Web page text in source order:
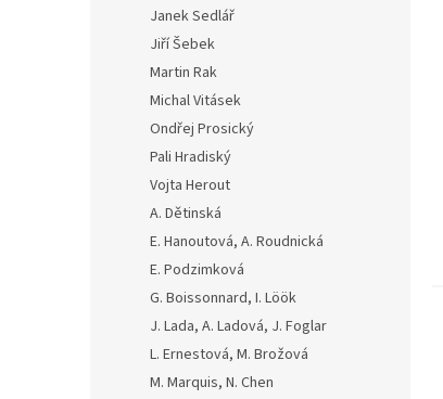
Janek Sedlář
Jiří Šebek
Martin Rak
Michal Vitásek
Ondřej Prosický
Pali Hradiský
Vojta Herout
A. Dětinská
E. Hanoutová, A. Roudnická
E. Podzimková
G. Boissonnard, I. Löök
J. Lada, A. Ladová, J. Foglar
L. Ernestová, M. Brožová
M. Marquis, N. Chen